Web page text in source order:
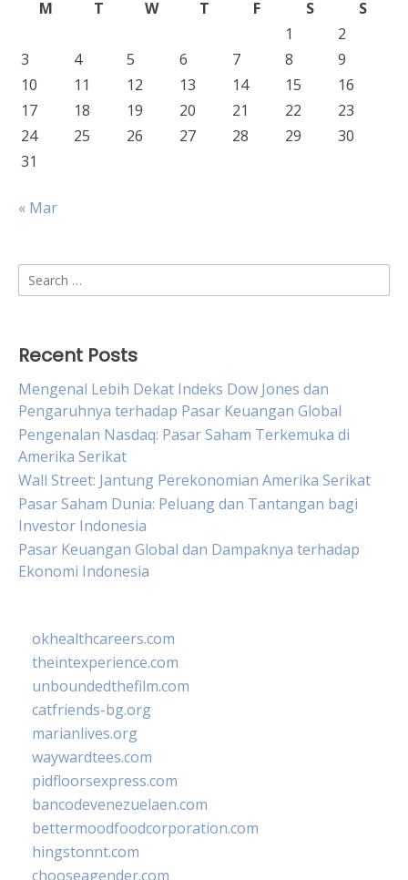
M
T W T F S
S
1
2
3
4 5 6 7 8
9
10
11 12 13 14 15
16
17
18 19 20 21 22
23
24
25 26 27 28 29
30
31
« Mar
Search
for:
Recent Posts
Mengenal Lebih Dekat Indeks Dow Jones dan
Pengaruhnya terhadap Pasar Keuangan Global
Pengenalan Nasdaq: Pasar Saham Terkemuka di
Amerika Serikat
Wall Street: Jantung Perekonomian Amerika Serikat
Pasar Saham Dunia: Peluang dan Tantangan bagi
Investor Indonesia
Pasar Keuangan Global dan Dampaknya terhadap
Ekonomi Indonesia
okhealthcareers.com
theintexperience.com
unboundedthefilm.com
catfriends-bg.org
marianlives.org
waywardtees.com
pidfloorsexpress.com
bancodevenezuelaen.com
bettermoodfoodcorporation.com
hingstonnt.com
chooseagender.com